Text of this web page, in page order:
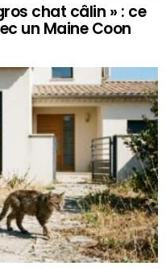
chat câlin » : ce
un Maine Coon